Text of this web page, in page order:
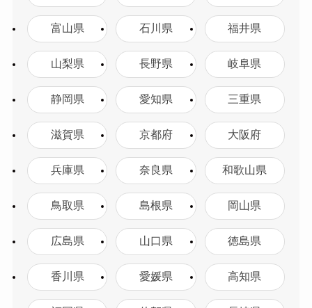
富山県 石川県 福井県
山梨県 長野県 岐阜県
静岡県 愛知県 三重県
滋賀県 京都府 大阪府
兵庫県 奈良県 和歌山県
鳥取県 島根県 岡山県
広島県 山口県 徳島県
香川県 愛媛県 高知県